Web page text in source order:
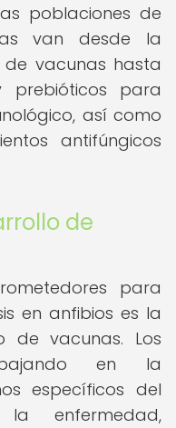
poblaciones de
van desde la
de vacunas hasta
para
así como
antifúngicos
de
para
en anfibios es la
de vacunas. Los
en la
específicos del
enfermedad,